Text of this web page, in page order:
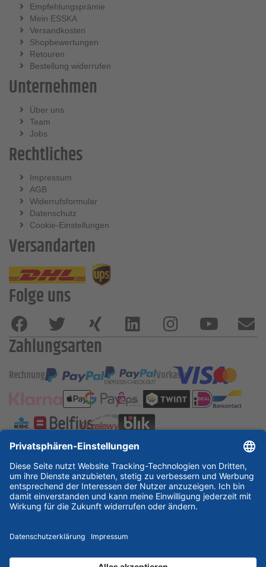
Empfehlungsprämie
Mein ESSKA
Versandkosten
Shopbewertungen
Retouren
Bestellung widerrufen
Unternehmen
Über uns
Team
Jobs
Rechtliches
Impressum
AGB
Widerrufsformular
Datenschutz
Cookie-Einstellungen
Versandarten
Folge uns
Zahlungsarten
Rechnung Vorkasse
ESSKA International
new
new new